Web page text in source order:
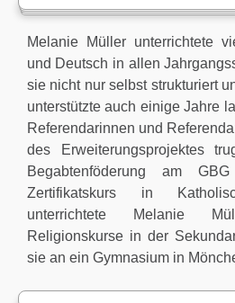
Melanie Müller unterrichtete
und Deutsch in allen
sie nicht nur selbst strukturiert
unterstützte auch einige Jahre
Referendarinnen und
des Erweiterungsprojektes
Begabtenföderung am
Zertifikatskurs in
unterrichtete Melanie
Religionskurse in der
sie an ein Gymnasium in